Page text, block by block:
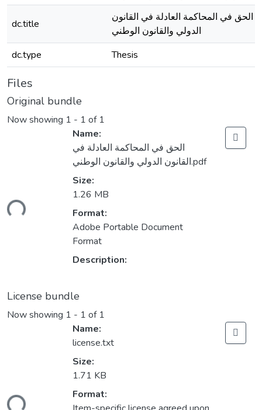
dc.title
الحق في المحاكمة العادلة في القانون
الدولي والقانون الوطني
dc.type
Thesis
Files
Original bundle
Now showing 1 - 1 of 1
Name:
الحق في المحاكمة العادلة في
القانون الدولي والقانون الوطني.pdf
Size:
1.26 MB
Format:
Adobe Portable Document
Format
Description:
License bundle
Now showing 1 - 1 of 1
Name:
license.txt
Size:
1.71 KB
Format: